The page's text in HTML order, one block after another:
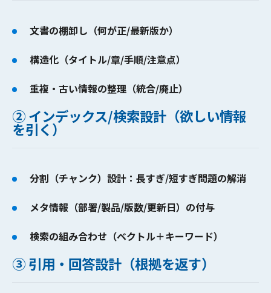
文書の棚卸し（何が正/最新版か）
構造化（タイトル/章/手順/注意点）
重複・古い情報の整理（統合/廃止）
② インデックス/検索設計（欲しい情報
を引く）
分割（チャンク）設計：長すぎ/短すぎ問題の解消
メタ情報（部署/製品/版数/更新日）の付与
検索の組み合わせ（ベクトル＋キーワード）
③ 引用・回答設計（根拠を返す）